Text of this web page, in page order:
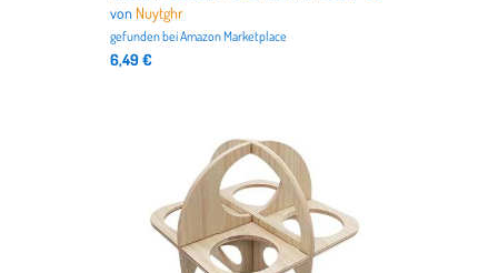
von Nuytghr
gefunden beiAmazon Marketplace
6,49 €